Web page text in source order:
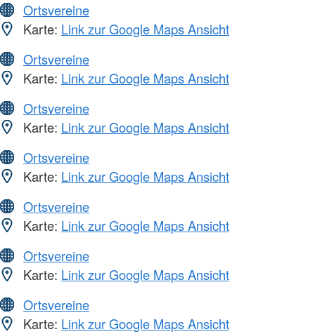
Ortsvereine
Karte: Link zur Google Maps Ansicht
Ortsvereine
Karte: Link zur Google Maps Ansicht
Ortsvereine
Karte: Link zur Google Maps Ansicht
Ortsvereine
Karte: Link zur Google Maps Ansicht
Ortsvereine
Karte: Link zur Google Maps Ansicht
Ortsvereine
Karte: Link zur Google Maps Ansicht
Ortsvereine
Karte: Link zur Google Maps Ansicht